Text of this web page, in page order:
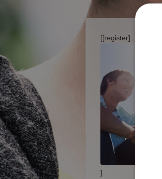
[[register]
]